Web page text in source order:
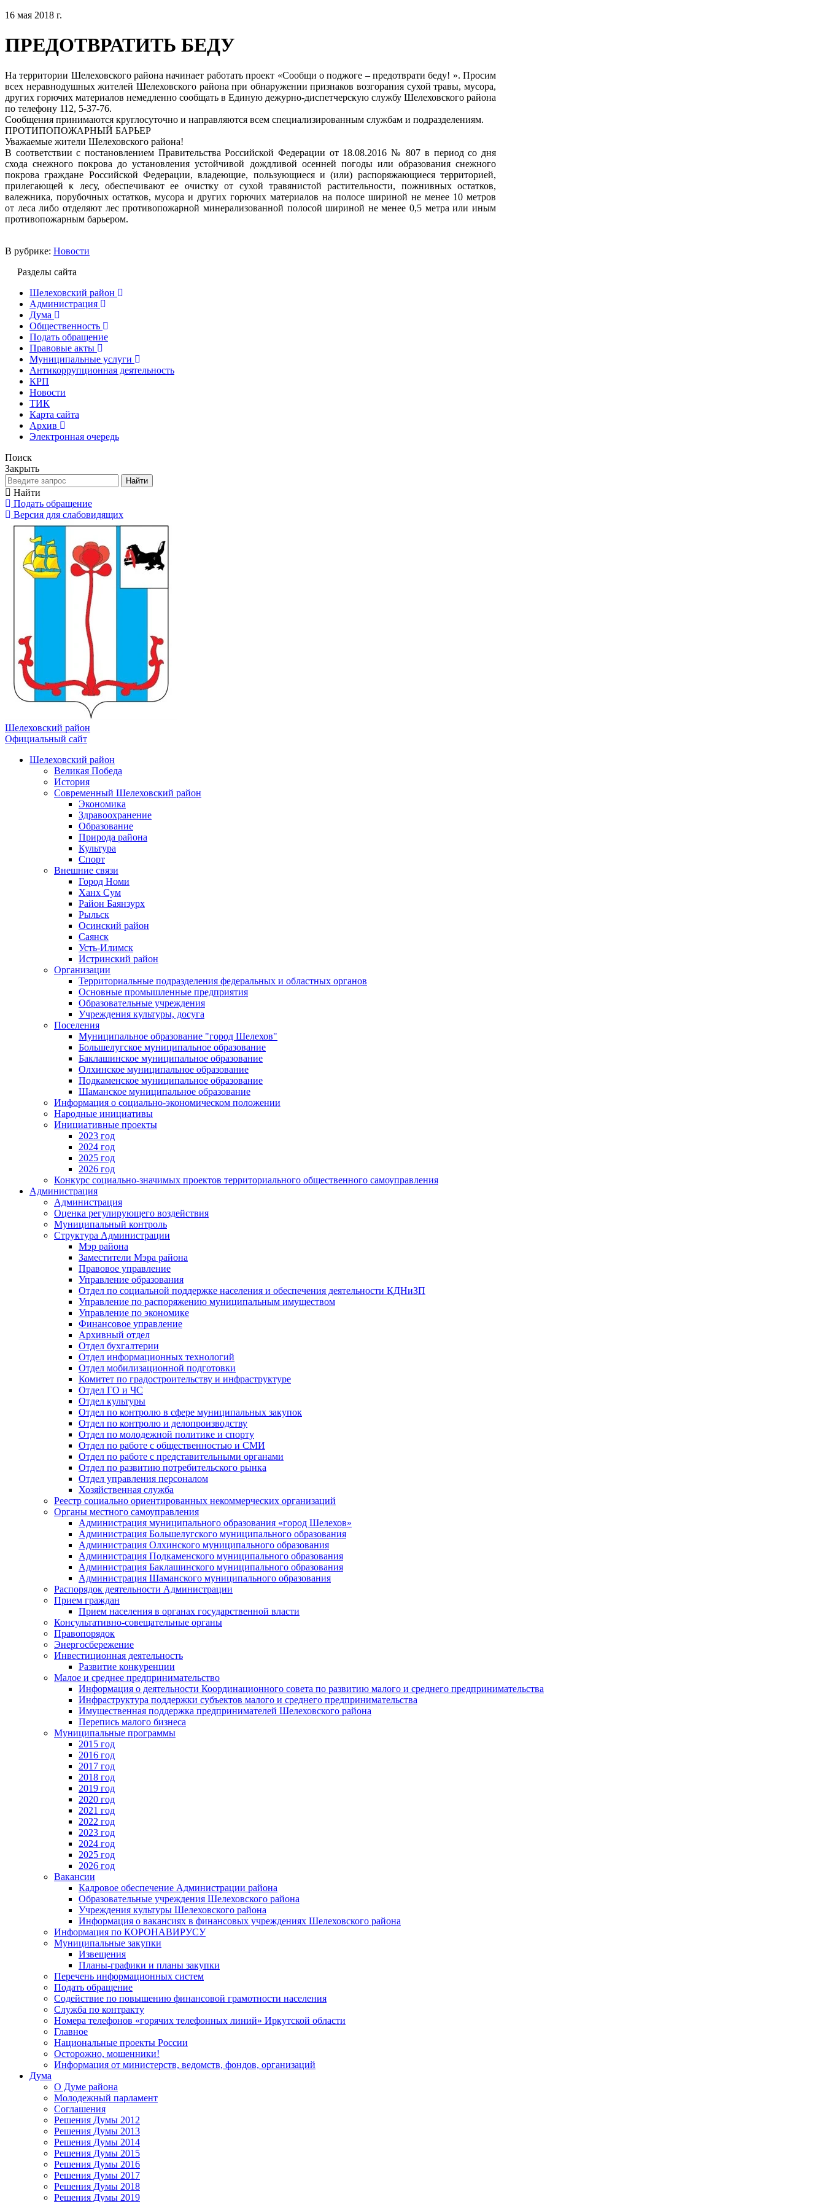
16 мая 2018 г.
ПРЕДОТВРАТИТЬ БЕДУ
На территории Шелеховского района начинает работать проект «Сообщи о поджоге – предотврати беду! ». Просим
всех неравнодушных жителей Шелеховского района при обнаружении признаков возгорания сухой травы, мусора,
других горючих материалов немедленно сообщать в Единую дежурно-диспетчерскую службу Шелеховского района
по телефону 112, 5-37-76.
Сообщения принимаются круглосуточно и направляются всем специализированным службам и подразделениям.
ПРОТИПОПОЖАРНЫЙ БАРЬЕР
Уважаемые жители Шелеховского района!
В соответствии с постановлением Правительства Российской Федерации от 18.08.2016 № 807 в период со дня
схода снежного покрова до установления устойчивой дождливой осенней погоды или образования снежного
покрова граждане Российской Федерации, владеющие, пользующиеся и (или) распоряжающиеся территорией,
прилегающей к лесу, обеспечивают ее очистку от сухой травянистой растительности, пожнивных остатков,
валежника, порубочных остатков, мусора и других горючих материалов на полосе шириной не менее 10 метров
от леса либо отделяют лес противопожарной минерализованной полосой шириной не менее 0,5 метра или иным
противопожарным барьером.
В рубрике: Новости
Разделы сайта
Шелеховский район
Администрация
Дума
Общественность
Подать обращение
Правовые акты
Муниципальные услуги
Антикоррупционная деятельность
КРП
Новости
ТИК
Карта сайта
Архив
Электронная очередь
Поиск
Закрыть
Найти
Найти
Подать обращение
Версия для слабовидящих
Шелеховский район
Официальный сайт
Шелеховский район
Великая Победа
История
Современный Шелеховский район
Экономика
Здравоохранение
Образование
Природа района
Культура
Спорт
Внешние связи
Город Номи
Ханх Сум
Район Баянзурх
Рыльск
Осинский район
Саянск
Усть-Илимск
Истринский район
Организации
Территориальные подразделения федеральных и областных органов
Основные промышленные предприятия
Образовательные учреждения
Учреждения культуры, досуга
Поселения
Муниципальное образование "город Шелехов"
Большелугское муниципальное образование
Баклашинское муниципальное образование
Олхинское муниципальное образование
Подкаменское муниципальное образование
Шаманское муниципальное образование
Информация о социально-экономическом положении
Народные инициативы
Инициативные проекты
2023 год
2024 год
2025 год
2026 год
Конкурс социально-значимых проектов территориального общественного самоуправления
Администрация
Администрация
Оценка регулирующего воздействия
Муниципальный контроль
Структура Администрации
Мэр района
Заместители Мэра района
Правовое управление
Управление образования
Отдел по социальной поддержке населения и обеспечения деятельности КДНиЗП
Управление по распоряжению муниципальным имуществом
Управление по экономике
Финансовое управление
Архивный отдел
Отдел бухгалтерии
Отдел информационных технологий
Отдел мобилизационной подготовки
Комитет по градостроительству и инфраструктуре
Отдел ГО и ЧС
Отдел культуры
Отдел по контролю в сфере муниципальных закупок
Отдел по контролю и делопроизводству
Отдел по молодежной политике и спорту
Отдел по работе с общественностью и СМИ
Отдел по работе с представительными органами
Отдел по развитию потребительского рынка
Отдел управления персоналом
Хозяйственная служба
Реестр социально ориентированных некоммерческих организаций
Органы местного самоуправления
Администрация муниципального образования «город Шелехов»
Администрация Большелугского муниципального образования
Администрация Олхинского муниципального образования
Администрация Подкаменского муниципального образования
Администрация Баклашинского муниципального образования
Администрация Шаманского муниципального образования
Распорядок деятельности Администрации
Прием граждан
Прием населения в органах государственной власти
Консультативно-совещательные органы
Правопорядок
Энергосбережение
Инвестиционная деятельность
Развитие конкуренции
Малое и среднее предпринимательство
Информация о деятельности Координационного совета по развитию малого и среднего предпринимательства
Инфраструктура поддержки субъектов малого и среднего предпринимательства
Имущественная поддержка предпринимателей Шелеховского района
Перепись малого бизнеса
Муниципальные программы
2015 год
2016 год
2017 год
2018 год
2019 год
2020 год
2021 год
2022 год
2023 год
2024 год
2025 год
2026 год
Вакансии
Кадровое обеспечение Администрации района
Образовательные учреждения Шелеховского района
Учреждения культуры Шелеховского района
Информация о вакансиях в финансовых учреждениях Шелеховского района
Информация по КОРОНАВИРУСУ
Муниципальные закупки
Извещения
Планы-графики и планы закупки
Перечень информационных систем
Подать обращение
Содействие по повышению финансовой грамотности населения
Служба по контракту
Номера телефонов «горячих телефонных линий» Иркутской области
Главное
Национальные проекты России
Осторожно, мошенники!
Информация от министерств, ведомств, фондов, организаций
Дума
О Думе района
Молодежный парламент
Соглашения
Решения Думы 2012
Решения Думы 2013
Решения Думы 2014
Решения Думы 2015
Решения Думы 2016
Решения Думы 2017
Решения Думы 2018
Решения Думы 2019